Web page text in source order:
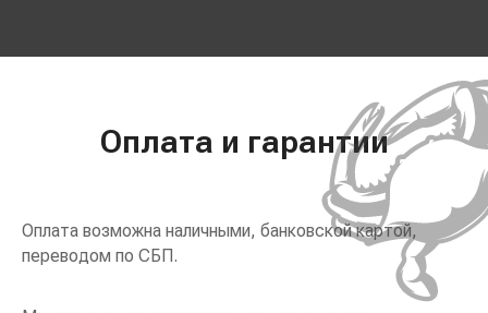
Оплата и гарантии
Оплата возможна наличными, банковской картой,
переводом по СБП.